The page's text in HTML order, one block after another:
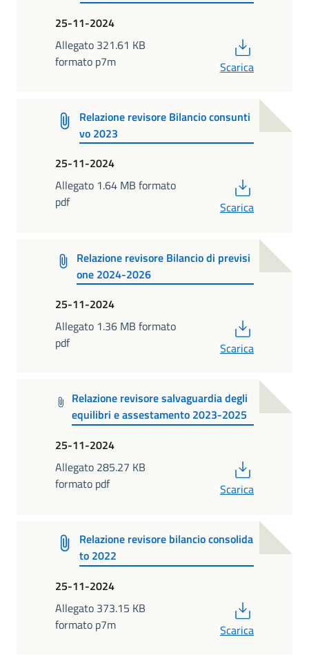
25-11-2024
Allegato 321.61 KB
formato p7m
Scarica
Relazione revisore Bilancio consunti
vo 2023
25-11-2024
Allegato 1.64 MB formato
pdf
Scarica
Relazione revisore Bilancio di previsi
one 2024-2026
25-11-2024
Allegato 1.36 MB formato
pdf
Scarica
Relazione revisore salvaguardia degli
equilibri e assestamento 2023-2025
25-11-2024
Allegato 285.27 KB
formato pdf
Scarica
Relazione revisore bilancio consolida
to 2022
25-11-2024
Allegato 373.15 KB
formato p7m
Scarica